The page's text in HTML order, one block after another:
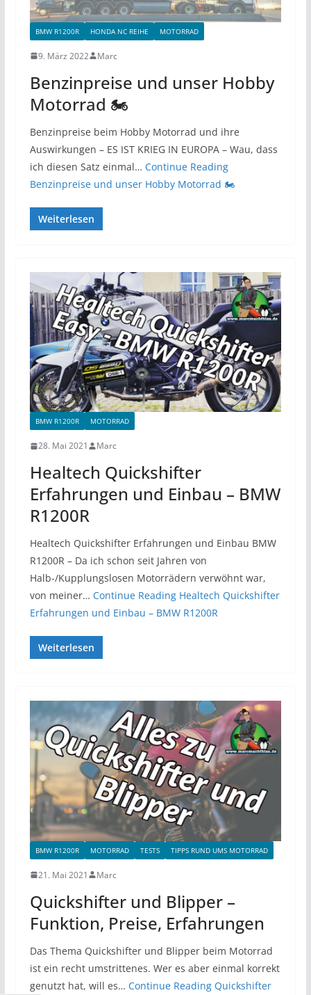
BMW R1200R HONDA NC REIHE MOTORRAD
9. März 2022 Marc
Benzinpreise und unser Hobby
Motorrad 🏍
Benzinpreise beim Hobby Motorrad und ihre
Auswirkungen – ES IST KRIEG IN EUROPA – Wau, dass
ich diesen Satz einmal… Continue Reading
Benzinpreise und unser Hobby Motorrad 🏍
Weiterlesen
BMW R1200R MOTORRAD
28. Mai 2021 Marc
Healtech Quickshifter
Erfahrungen und Einbau – BMW
R1200R
Healtech Quickshifter Erfahrungen und Einbau BMW
R1200R – Da ich schon seit Jahren von
Halb-/Kupplungslosen Motorrädern verwöhnt war,
von meiner… Continue ReadingHealtech Quickshifter
Erfahrungen und Einbau – BMW R1200R
Weiterlesen
BMW R1200R MOTORRAD TESTS TIPPS RUND UMS MOTORRAD
21. Mai 2021 Marc
Quickshifter und Blipper –
Funktion, Preise, Erfahrungen
Das Thema Quickshifter und Blipper beim Motorrad
ist ein recht umstrittenes. Wer es aber einmal korrekt
genutzt hat, will es… Continue ReadingQuickshifter